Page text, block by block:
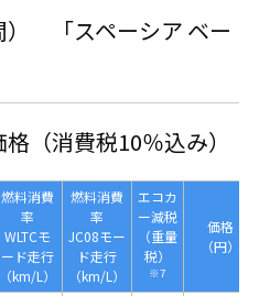
） 「スペーシア ベー
（消費税10％込み）
燃料消費
率
WLTCモ
ード走行
（km/L）
燃料消費
率
JC08モー
ド走行
（km/L）
エコカ
ー減税
（重量
税）
※7
価格
（円）